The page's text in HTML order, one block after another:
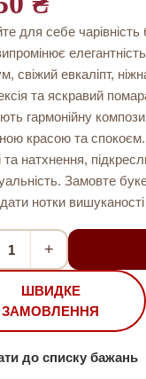
для себе
свіжий евкаліпт,
та яскравий
гармонійну
красою та
та натхнення,
Замовте
нотки вишуканості
+
ШВИДКЕ
ЗАМОВЛЕННЯ
до списку бажань